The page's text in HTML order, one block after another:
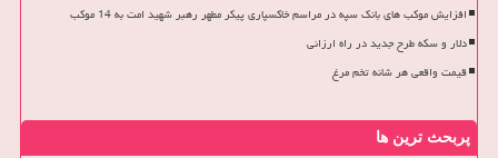
افزایش موکب های بانک سپه در مراسم خاکسپاری پیکر مطهر رهبر شهید امت به 14 موکب
دلار و سکه طرح جدید در راه ارزانی
قیمت واقعی هر شانه تخم مرغ
پربحث ترین ها